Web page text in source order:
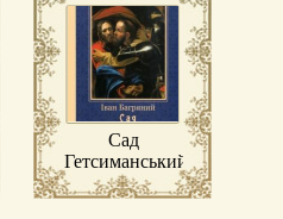
Сад
Гетсиманський